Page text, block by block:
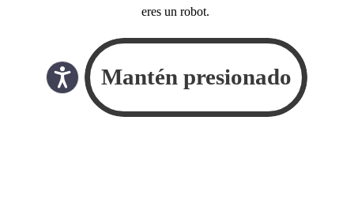
eres un robot.